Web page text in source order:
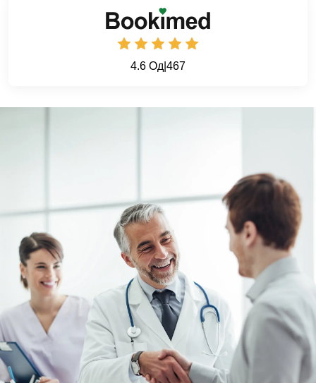
4.6 Од 467